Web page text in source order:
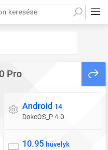
Pro
Operációs rendszer
Android 14
DokeOS_P 4.0
Kijelző
10.95 hüvelyk